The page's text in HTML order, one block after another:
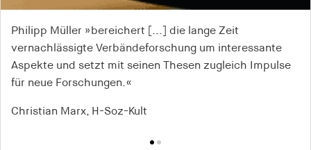
Philipp Müller »bereichert [...] die lange Zeit
vernachlässigte Verbändeforschung um interessante
Aspekte und setzt mit seinen Thesen zugleich Impulse
für neue Forschungen.«
Christian Marx, H-Soz-Kult
»Philipp Müller untersucht, wie Kapitalismus und
Demokratie in Deutschland und Frankreich zu einander
fanden.«